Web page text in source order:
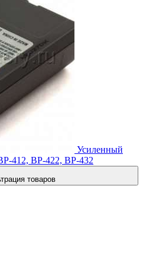
Усиленный
412, BP-422, BP-432
товаров